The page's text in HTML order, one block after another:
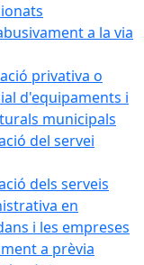
a la via
privativa o
d'equipaments i
municipals
del servei
dels serveis
en
i les empreses
a prèvia